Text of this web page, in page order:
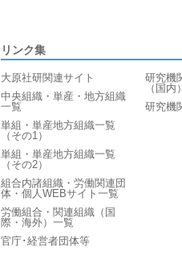
リンク集
大原社研関連サイト
中央組織・単産・地方組織
一覧
単組・単産地方組織一覧
（その1）
単組・単産地方組織一覧
（その2）
組合内諸組織・労働関連団
体・個人WEBサイト一覧
労働組合・関連組織（国
際・海外）一覧
官庁･経営者団体等
研究機
（国内）
研究機